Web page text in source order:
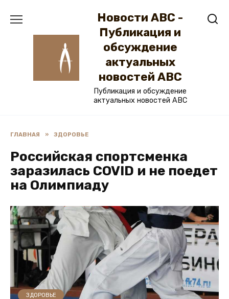
Новости ABC -
Публикация и
обсуждение
актуальных
новостей ABC
Публикация и обсуждение
актуальных новостей ABC
ГЛАВНАЯ » ЗДОРОВЬЕ
Российская спортсменка
заразилась COVID и не поедет
на Олимпиаду
ЗДОРОВЬЕ